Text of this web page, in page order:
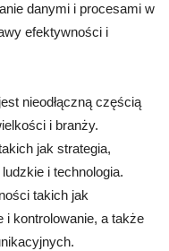
danymi i procesami w
efektywności i
nieodłączną częścią
i branży.
jak strategia,
i technologia.
takich jak
i kontrolowanie, a także